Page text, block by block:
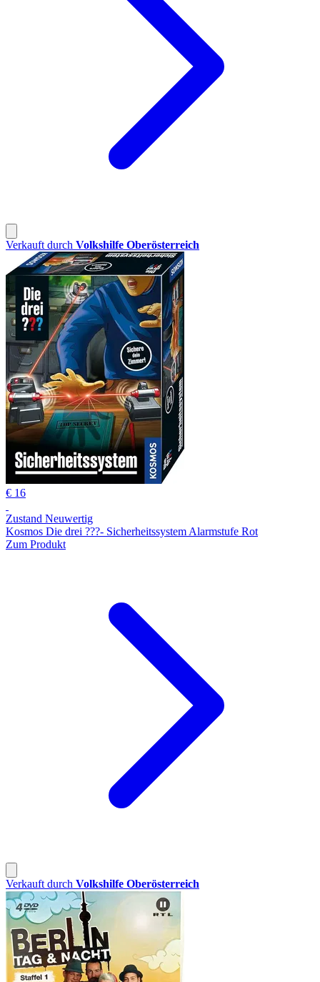
Verkauft durch Volkshilfe Oberösterreich
€ 16
Zustand Neuwertig
Kosmos Die drei ???- Sicherheitssystem Alarmstufe Rot
Zum Produkt
Verkauft durch Volkshilfe Oberösterreich